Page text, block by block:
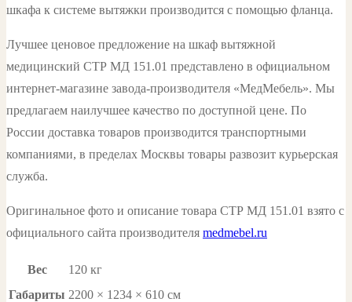
шкафа к системе вытяжки производится с помощью фланца.
Лучшее ценовое предложение на шкаф вытяжной
медицинский СТР МД 151.01 представлено в официальном
интернет-магазине завода-производителя «МедМебель». Мы
предлагаем наилучшее качество по доступной цене. По
России доставка товаров производится транспортными
компаниями, в пределах Москвы товары развозит курьерская
служба.
Оригинальное фото и описание товара СТР МД 151.01 взято с
официального сайта производителя medmebel.ru
Вес
120 кг
Габариты 2200 × 1234 × 610 см